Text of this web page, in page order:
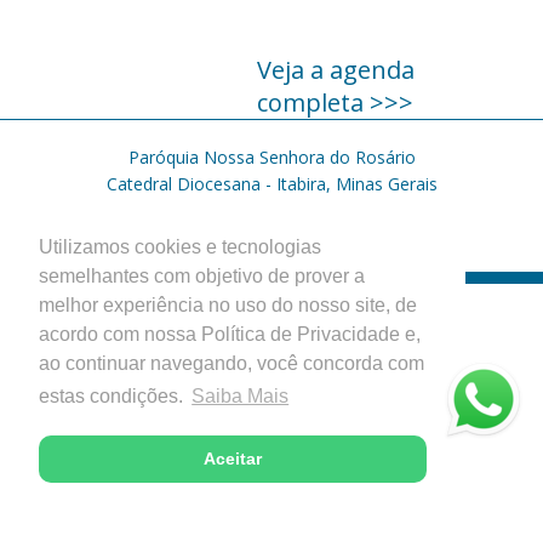
Utilizamos cookies e tecnologias
semelhantes com objetivo de prover a
melhor experiência no uso do nosso site, de
acordo com nossa Política de Privacidade e,
ao continuar navegando, você concorda com
estas condições. Saiba Mais
Aceitar
Veja a agenda
completa >>>
Paróquia Nossa Senhora do Rosário
Catedral Diocesana - Itabira, Minas Gerais